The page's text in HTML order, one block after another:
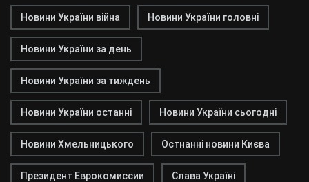
Новини України війна Новини України головні
Новини України за день
Новини України за тиждень
Новини України останні Новини України сьогодні
Новини Хмельницького Остнанні новини Києва
Президент Еврокомиссии Слава Україні